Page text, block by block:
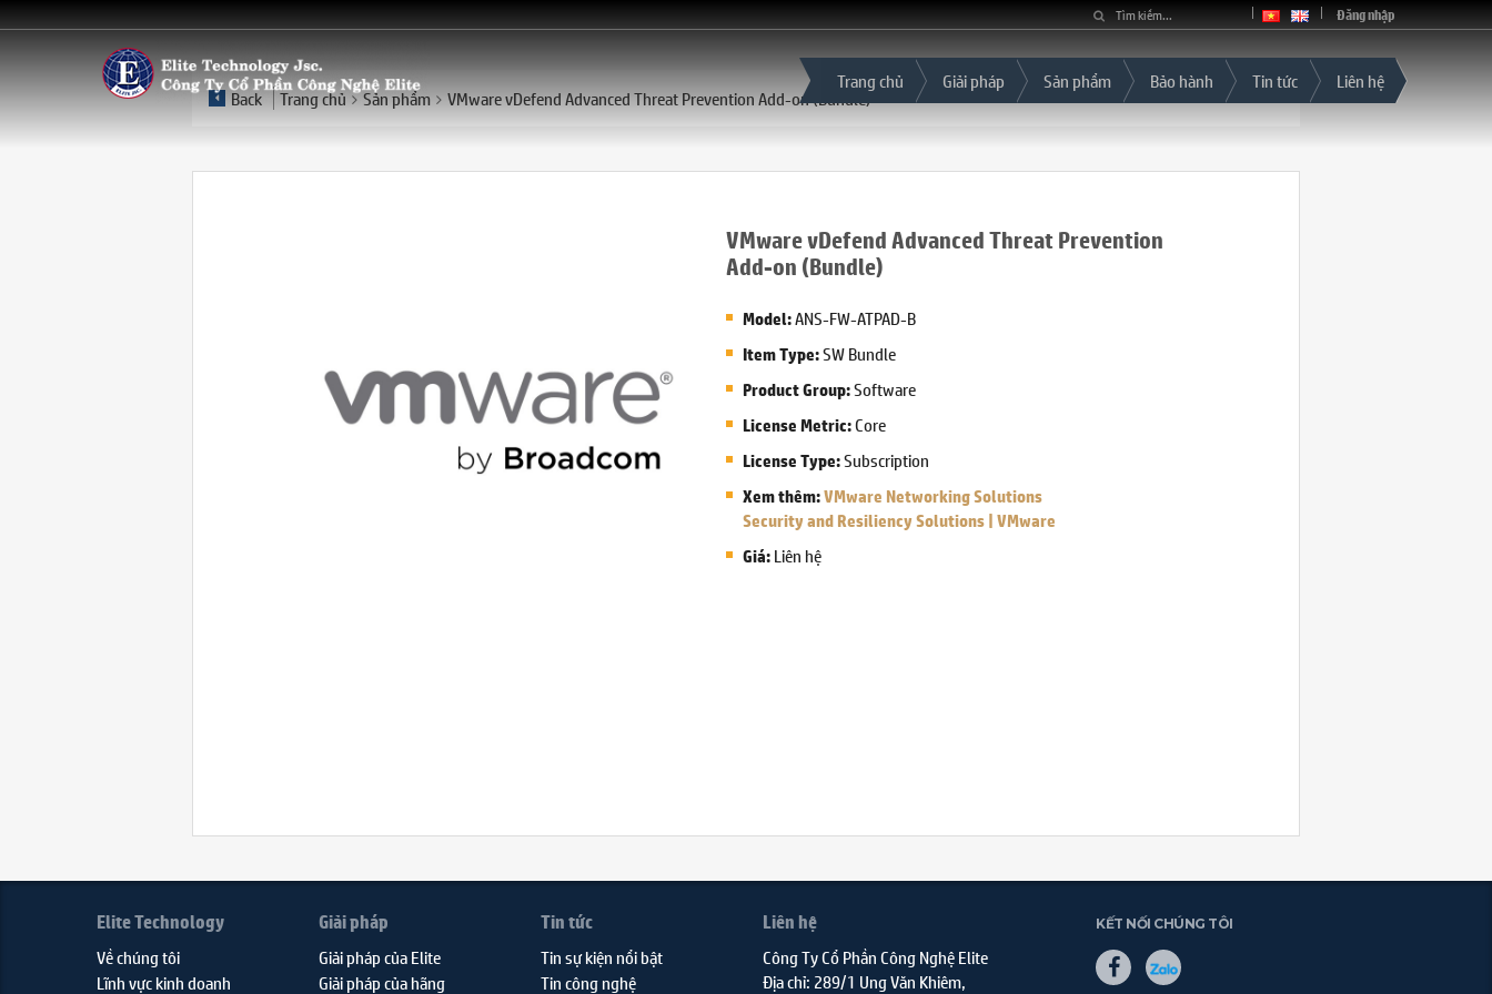
Đăng nhập
Trang chủ Giải pháp Sản phẩm Bảo hành Tin tức Liên hệ
Back Trang chủ Sản phẩm VMware vDefend Advanced Threat Prevention Add-on (Bundle)
VMware vDefend Advanced Threat Prevention
Add-on (Bundle)
Model:ANS-FW-ATPAD-B
Item Type:SW Bundle
Product Group:Software
License Metric:Core
License Type:Subscription
Xem thêm:VMware Networking Solutions
Security and Resiliency Solutions | VMware
Giá:Liên hệ
Elite Technology
Về chúng tôi
Lĩnh vực kinh doanh
Giải pháp
Giải pháp của Elite
Giải pháp của hãng
Tin tức
Tin sự kiện nổi bật
Tin công nghệ
Liên hệ
Công Ty Cổ Phần Công Nghệ Elite
Địa chỉ: 289/1 Ung Văn Khiêm,
KẾT NỐI CHÚNG TÔI